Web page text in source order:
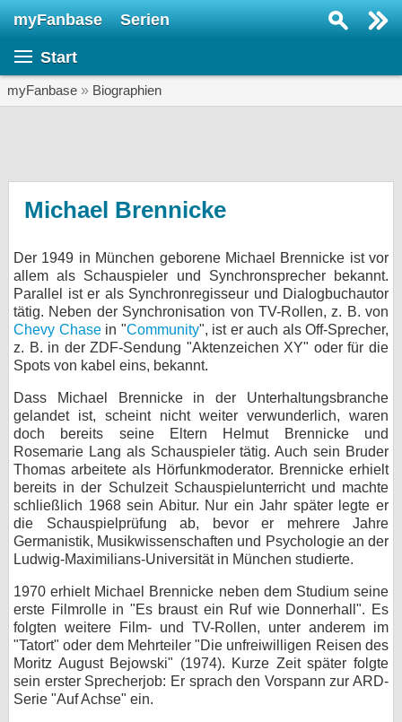
myFanbase Serien
Start
myFanbase » Biographien
Michael Brennicke
Der 1949 in München geborene Michael Brennicke ist vor
allem als Schauspieler und Synchronsprecher bekannt.
Parallel ist er als Synchronregisseur und Dialogbuchautor
tätig. Neben der Synchronisation von TV-Rollen, z. B. von
Chevy Chasein "Community", ist er auch als Off-Sprecher,
z. B. in der ZDF-Sendung "Aktenzeichen XY" oder für die
Spots von kabel eins, bekannt.
Dass Michael Brennicke in der Unterhaltungsbranche
gelandet ist, scheint nicht weiter verwunderlich, waren
doch bereits seine Eltern Helmut Brennicke und
Rosemarie Lang als Schauspieler tätig. Auch sein Bruder
Thomas arbeitete als Hörfunkmoderator. Brennicke erhielt
bereits in der Schulzeit Schauspielunterricht und machte
schließlich 1968 sein Abitur. Nur ein Jahr später legte er
die Schauspielprüfung ab, bevor er mehrere Jahre
Germanistik, Musikwissenschaften und Psychologie an der
Ludwig-Maximilians-Universität in München studierte.
1970 erhielt Michael Brennicke neben dem Studium seine
erste Filmrolle in "Es braust ein Ruf wie Donnerhall". Es
folgten weitere Film- und TV-Rollen, unter anderem im
"Tatort" oder dem Mehrteiler "Die unfreiwilligen Reisen des
Moritz August Bejowski" (1974). Kurze Zeit später folgte
sein erster Sprecherjob: Er sprach den Vorspann zur ARD-
Serie "Auf Achse" ein.
KULTUR
Specials
SERVICE
Gewinnspiele
bei X
bei Facebook
Kontakt
Nutzungsbedingungen
Datenschutz
Cookie-Einstellungen
Impressum